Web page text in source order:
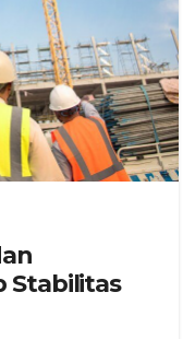
Stabilitas